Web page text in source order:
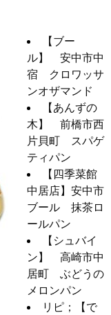
【ブー
ル】 安中市中
宿 クロワッサ
ンオザマンド
【あんずの
木】 前橋市西
片貝町 スパゲ
ティパン
【四季菜館
中居店】安中市
ブール 抹茶ロ
ールパン
【シュバイ
ン】 高崎市中
居町 ぶどうの
メロンパン
リピ；【で